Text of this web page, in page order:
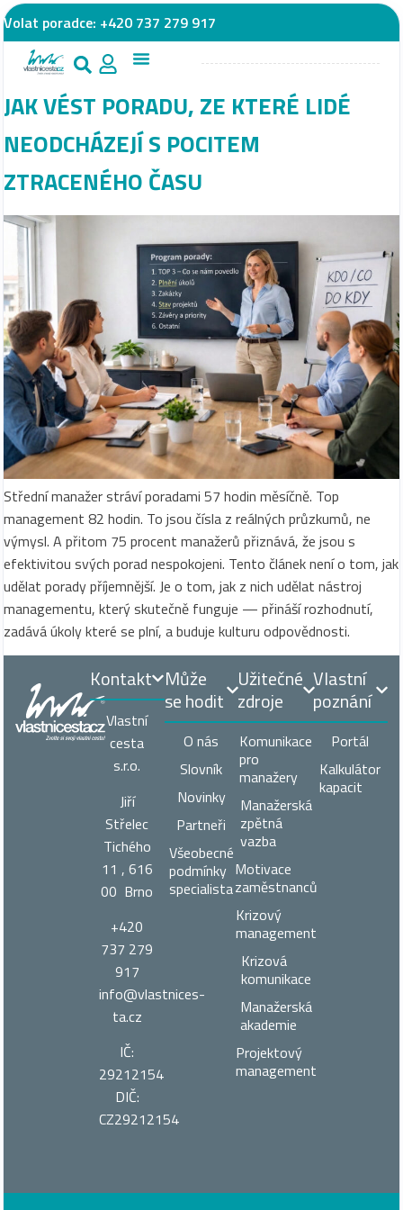
Volat poradce: +420 737 279 917
JAK VÉST PORADU, ZE KTERÉ LIDÉ
NEODCHÁZEJÍ S POCITEM
ZTRACENÉHO ČASU
Střední manažer stráví poradami 57 hodin měsíčně. Top
management 82 hodin. To jsou čísla z reálných průzkumů, ne
výmysl. A přitom 75 procent manažerů přiznává, že jsou s
efektivitou svých porad nespokojeni. Tento článek není o tom, jak
udělat porady příjemnější. Je o tom, jak z nich udělat nástroj
managementu, který skutečně funguje — přináší rozhodnutí,
zadává úkoly které se plní, a buduje kulturu odpovědnosti.
Může
se hodit
O nás
Slovník
Novinky
Partneři
Všeobecné
podmínky
specialista
Užitečné
zdroje
Komunikace
pro
manažery
Manažerská
zpětná
vazba
Motivace
zaměstnanců
Krizový
management
Krizová
komunikace
Manažerská
akademie
Projektový
management
Vlastní
poznání
Portál
Kalkulátor
kapacit
Kontakt
Vlastní
cesta
s.r.o.
Jiří
Střelec
Tichého
11 , 616
00 Brno
+420
737 279
917
info@vlastnices­
ta.cz
IČ:
29212154
DIČ:
CZ29212154